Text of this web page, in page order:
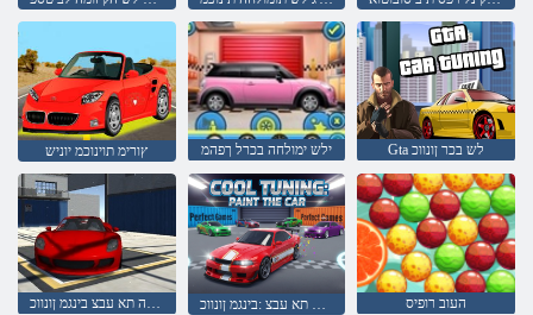
ץורימ תוינוכמ יוניש ילש ימולחה בכרל ךפהמ Gta לש בכר ןונווכ
תינוכמה תא עבצ בינגמ ןונווכ תינוכמה תא עבצ :בינגמ ןונווכ העוב רופיס